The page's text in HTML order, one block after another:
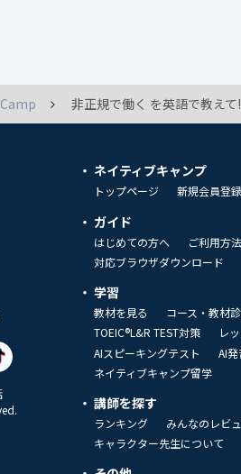
非正規で働く を英語で教えて!
ネイティブキャンプ
トップページ 新規会員登録
ガイド
はじめての方へ ご利用方法
対応ブラウザダウンロード
学習
教材を見る コース・教材
TOEIC®L&R TEST対策
レ
AIスピーキングテスト
AI
ネイティブキャンプ留学
講師を探す
ランキング みんなのレビ
キャラクター先生について